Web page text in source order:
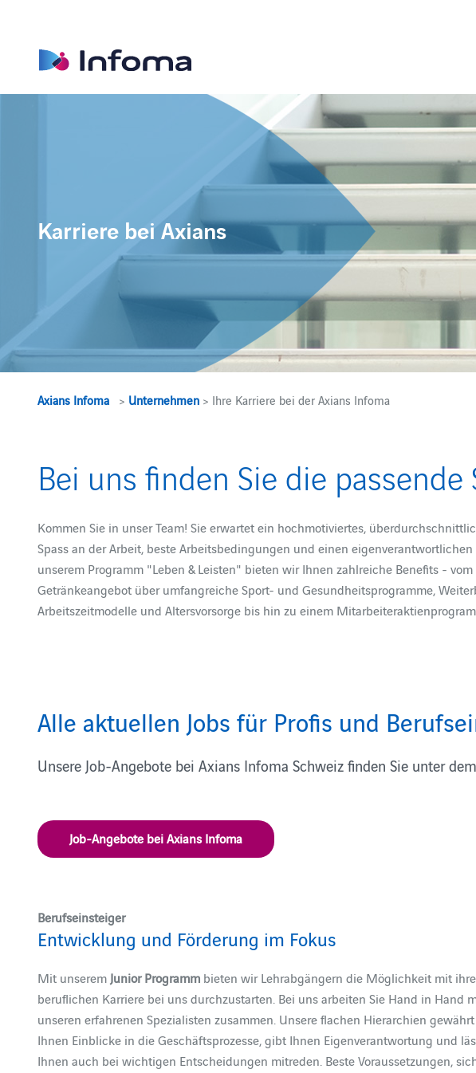
Karriere bei Axians
Axians Infoma > Unternehmen > Ihre Karriere bei der Axians Infoma
Bei uns finden Sie die passende
Kommen Sie in unser Team! Sie erwartet ein hochmotiviertes,
Spass an der Arbeit, beste Arbeitsbedingungen und einen
unserem Programm "Leben & Leisten" bieten wir Ihnen zahlreiche Benefits -
Getränkeangebot über umfangreiche Sport- und Gesundheitsprogramme,
Arbeitszeitmodelle und Altersvorsorge bis hin zu einem
Alle aktuellen Jobs für Profis und
Unsere Job-Angebote bei Axians Infoma Schweiz finden Sie unter
Job-Angebote bei Axians Infoma
Berufseinsteiger
Entwicklung und Förderung im Fokus
Mit unserem Junior Programm bieten wir Lehrabgängern die Möglichkeit mit
beruflichen Karriere bei uns durchzustarten. Bei uns arbeiten Sie Hand in Hand
unseren erfahrenen Spezialisten zusammen. Unsere flachen Hierarchien gewährt
Ihnen Einblicke in die Geschäftsprozesse, gibt Ihnen Eigenverantwortung und
Ihnen auch bei wichtigen Entscheidungen mitreden. Beste Voraussetzungen,